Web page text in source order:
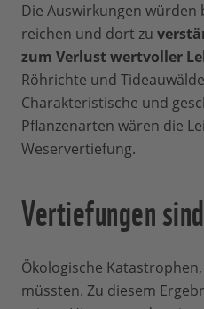
Die Auswirkungen würden
reichen und dort zu
zum Verlust wertvoller
Röhrichte und
Charakteristische und
Pflanzenarten wären die
Weservertiefung.
Vertiefungen
Ökologische
müssten. Zu diesem